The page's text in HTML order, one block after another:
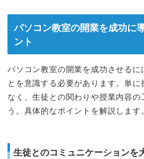
パソコン教室の開業を成功に
ント
パソコン教室の開業を成功させるに
とを意識する必要があります。単
なく、生徒との関わりや授業内容の
う。具体的なポイントを解説します。
生徒とのコミュニケーションを